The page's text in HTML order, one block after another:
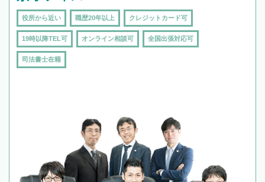
役所から近い 職歴20年以上 クレジットカード可
19時以降TEL可 オンライン相談可 全国出張対応可
司法書士在籍